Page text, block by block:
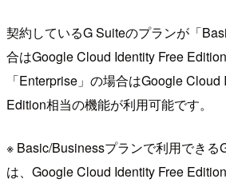
契約しているG Suiteのプランが「
合はGoogle Cloud Identity Free Edition
「Enterprise」の場合はGoogle
Edition相当の機能が利用可能です。
※ Basic/Businessプランで利用できる
は、Google Cloud Identity Free